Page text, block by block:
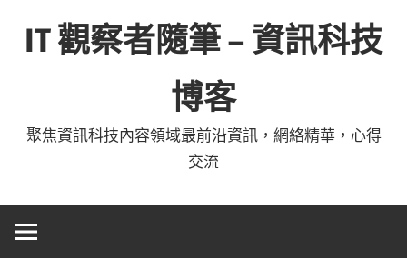
IT 觀察者隨筆 – 資訊科技
博客
聚焦資訊科技內容領域最前沿資訊，網絡精華，心得
交流